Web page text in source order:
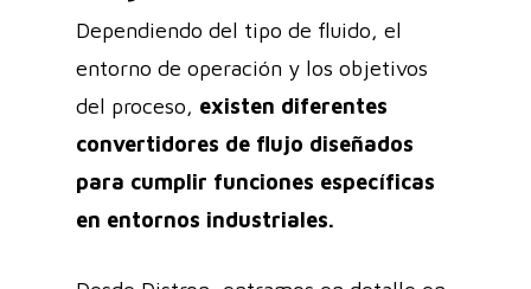
Dependiendo del tipo de fluido, el
entorno de operación y los objetivos
del proceso, existen diferentes
convertidores de flujo diseñados
para cumplir funciones específicas
en entornos industriales.